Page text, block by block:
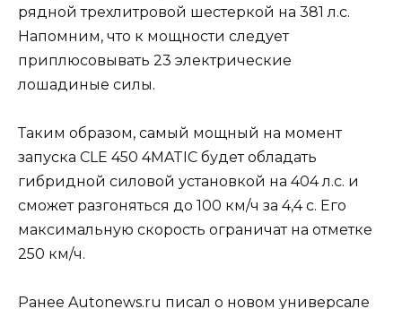
рядной трехлитровой шестеркой на 381 л.с.
Напомним, что к мощности следует
приплюсовывать 23 электрические
лошадиные силы.
Таким образом, самый мощный на момент
запуска CLE 450 4MATIC будет обладать
гибридной силовой установкой на 404 л.с. и
сможет разгоняться до 100 км/ч за 4,4 с. Его
максимальную скорость ограничат на отметке
250 км/ч.
Ранее Autonews.ru писал о новом универсале